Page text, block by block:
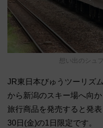
想い出のシュ
JR東日本びゅうツーリズ
から新潟のスキー場へ向
旅行商品を発売すると発
30日(金)の1日限定です。